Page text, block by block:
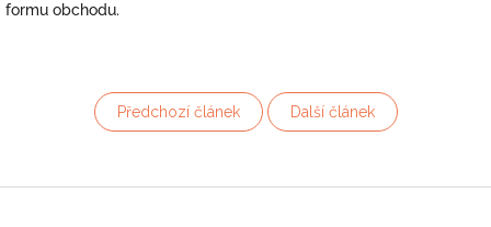
formu obchodu.
Předchozí článek Další článek